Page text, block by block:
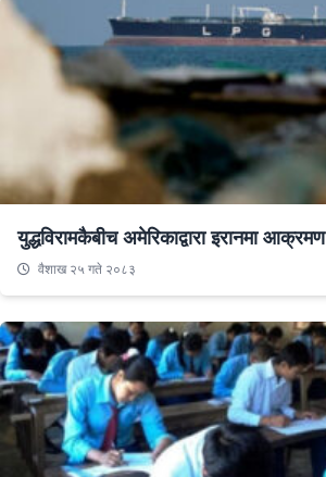
युद्धविरामकैबीच अमेरिकाद्वारा इरानमा आक्रमण
वैशाख २५ गते २०८३